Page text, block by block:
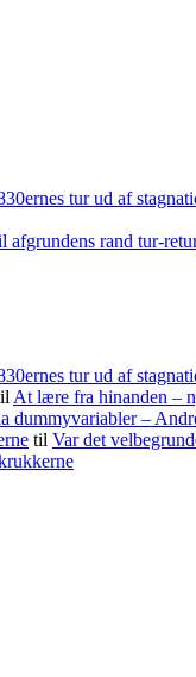
tur ud af
afgrundens rand tur-
tur ud af
At lære fra hinanden –
dummyvariabler –
til Var det